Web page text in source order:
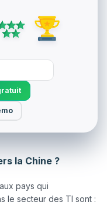
la Chine ?
pays qui
le secteur des TI sont :